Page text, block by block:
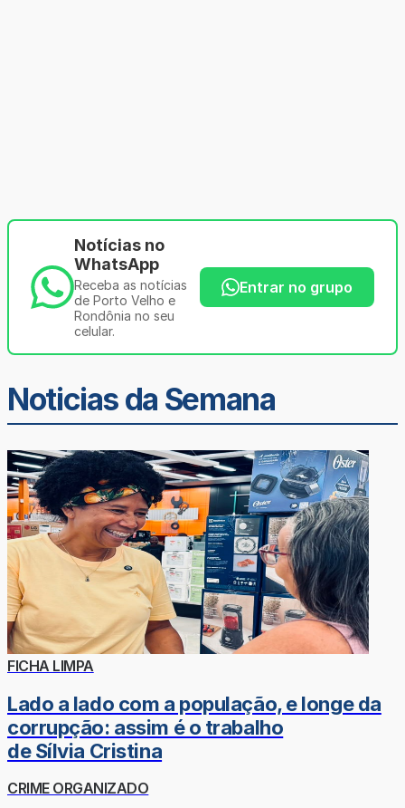
Notícias no
WhatsApp
Receba as notícias
de Porto Velho e
Rondônia no seu
celular.
Entrar no grupo
Noticias da Semana
FICHA LIMPA
Lado a lado com a população, e longe da
corrupção: assim é o trabalho
de Sílvia Cristina
CRIME ORGANIZADO